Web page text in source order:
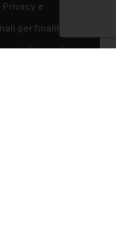
e
per finalità di
la Privacy Policy